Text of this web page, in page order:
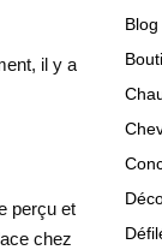
il y a
perçu et
chez
Blog